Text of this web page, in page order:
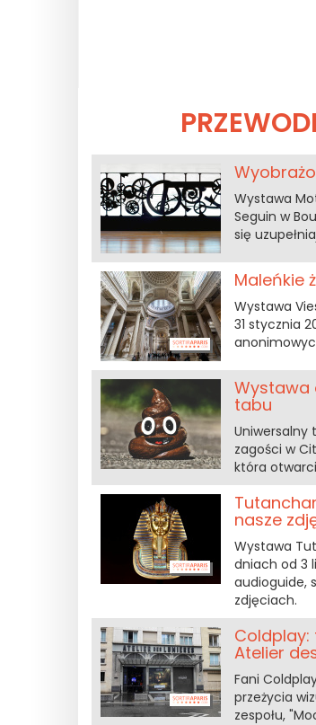
Wystawa
Seguin w
się
Maleńkie
Wystawa
31 stycznia
Wystawa
tabu
Uniwersalny
zagości w
która
nasze
Wystawa
dniach od 3
audioguide,
zdjęciach.
Coldplay:
Atelier
Fani
przeżycia
zespołu,